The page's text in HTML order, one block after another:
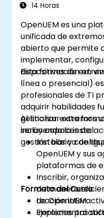
14 Horas
OpenUEM es una
unificada de
abierto que permite
implementar,
dispositivos de
Esta formación en
línea o presencial)
profesionales de TI
adquirir habilidades
gestionar extremos
incluyendo la
gestión básica de
Al finalizar esta
serán capaces de:
Instalar y
OpenUEM y sus
plataformas de
Inscribir,
de manera
de OpenUEM.
Implementar
Formato del Curso
Lección
Ejercicios